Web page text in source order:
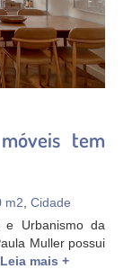
tem
m2 Cidade
e Urbanismo da
Muller possui
Leia mais +